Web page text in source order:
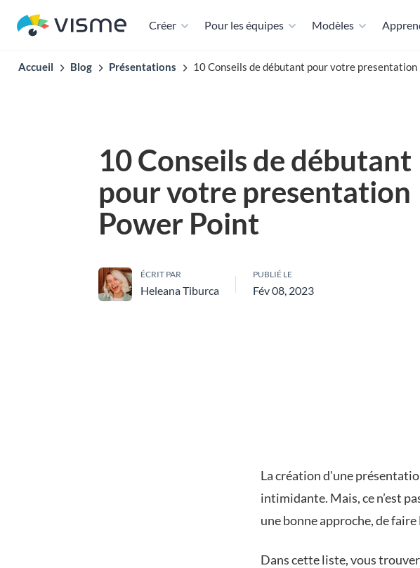
Créer Pour les équipes Modèles
Accueil Blog Présentations 10 Conseils de débutant pour votre presentation
10 Conseils de débutant
pour votre presentation
Power Point
ÉCRIT PAR
Heleana Tiburca
PUBLIÉ LE
Fév 08, 2023
La création d'une
intimidante. Mais, ce n’est
une bonne approche, de
Dans cette liste, vous